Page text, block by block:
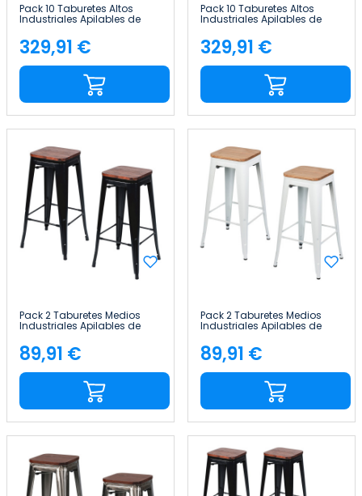
Pack 10 Taburetes Altos
Industriales Apilables de
Acero 41x41x85cm Thinia
Home
Precio
329,91 €
Pack 10 Taburetes Altos
Industriales Apilables de
Acero 41x41x85cm Thinia
Home
Precio
329,91 €
Pack 2 Taburetes Medios
Industriales Apilables de
43x43x76cm Thinia Home
Precio
89,91 €
Pack 2 Taburetes Medios
Industriales Apilables de
43x43x76cm Thinia Home
Precio
89,91 €